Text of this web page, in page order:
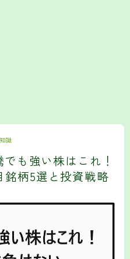
識
でも強い株はこれ！
柄5選と投資戦略